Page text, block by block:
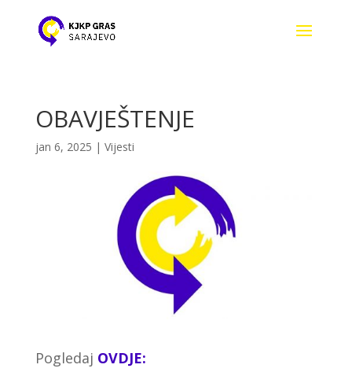
OBAVJEŠTENJE
jan 6, 2025 | Vijesti
Pogledaj OVDJE: